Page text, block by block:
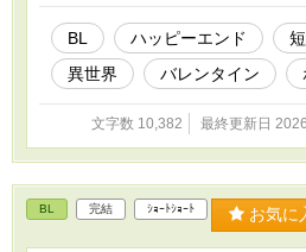
結構変わっているの
も楽しんでもらえる
BL ハッピーエンド
異世界
バレンタイン
文字数 10,382 最終更新日
BL 完結 ｼｮｰﾄｼｮｰﾄ お気に